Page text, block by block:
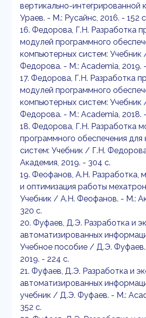
вертикально-интегрированной
Ураев. - М.: Русайнс, 2016. - 152
16. Федорова, Г.Н. Разработка
модулей программного
компьютерных систем: Учебник
Федорова. - М.: Academia, 2019.
17. Федорова, Г.Н. Разработка
модулей программного
компьютерных систем: Учебник
Федорова. - М.: Academia, 2018.
18. Федорова, Г.Н. Разработка
программного обеспечения
систем: Учебник / Г.Н.
Академия, 2019. - 304 c.
19. Феофанов, А.Н. Разработка,
и оптимизация работы
Учебник / А.Н. Феофанов. - М.:
320 c.
20. Фуфаев, Д.Э. Разработка и
автоматизированных
Учебное пособие / Д.Э.
2019. - 224 c.
21. Фуфаев, Д.Э. Разработка и
автоматизированных
учебник / Д.Э. Фуфаев. - М.:
352 c.